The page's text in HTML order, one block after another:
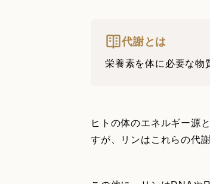
代謝とは
栄養素を体に必要な物
ヒトの体のエネルギー源
すが、リンはこれらの代